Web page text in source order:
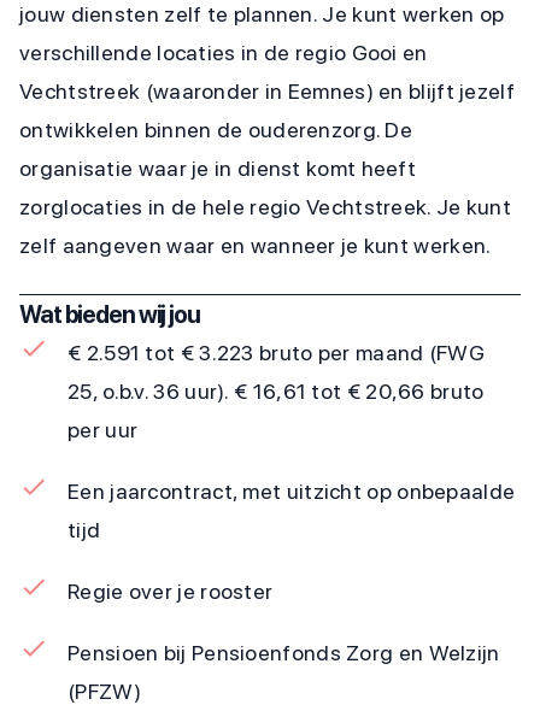
jouw diensten zelf te plannen. Je kunt werken op
verschillende locaties in de regio Gooi en
Vechtstreek (waaronder in Eemnes) en blijft jezelf
ontwikkelen binnen de ouderenzorg. De
organisatie waar je in dienst komt heeft
zorglocaties in de hele regio Vechtstreek. Je kunt
zelf aangeven waar en wanneer je kunt werken.
Wat bieden wij jou
€ 2.591 tot € 3.223 bruto per maand (FWG
25, o.b.v. 36 uur). € 16,61 tot € 20,66 bruto
per uur
Een jaarcontract, met uitzicht op onbepaalde
tijd
Regie over je rooster
Pensioen bij Pensioenfonds Zorg en Welzijn
(PFZW)